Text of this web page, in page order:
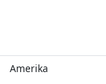
Amerika